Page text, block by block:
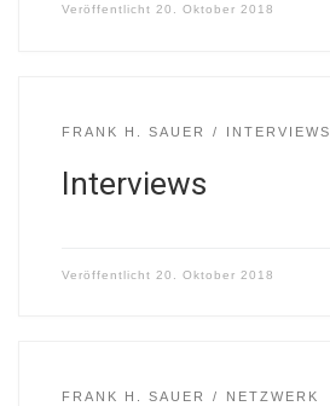
Veröffentlicht 20. Oktober 2018
FRANK H. SAUER INTERVIEWS
Interviews
Veröffentlicht 20. Oktober 2018
FRANK H. SAUER NETZWERK